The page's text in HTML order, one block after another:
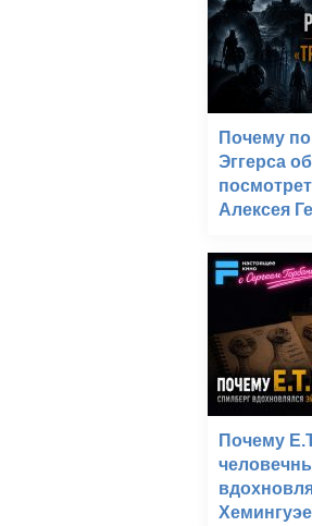
Почему
Эггерса
Алексея
Почему